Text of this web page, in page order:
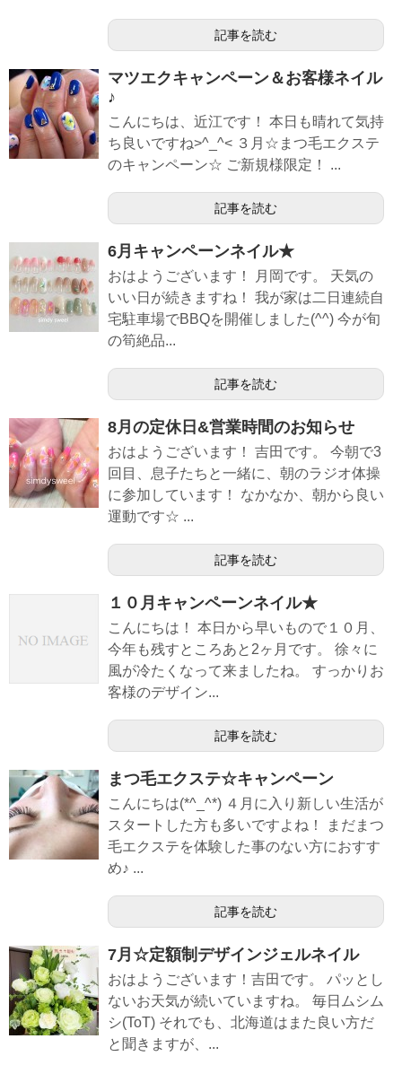
記事を読む
マツエクキャンペーン＆お客様ネイル
♪
こんにちは、近江です！ 本日も晴れて気持
ち良いですね>^_^< ３月☆まつ毛エクステ
のキャンペーン☆ ご新規様限定！ ...
記事を読む
6月キャンペーンネイル★
おはようございます！ 月岡です。 天気の
いい日が続きますね！ 我が家は二日連続自
宅駐車場でBBQを開催しました(^^) 今が旬
の筍絶品...
記事を読む
8月の定休日&営業時間のお知らせ
おはようございます！ 吉田です。 今朝で3
回目、息子たちと一緒に、朝のラジオ体操
に参加しています！ なかなか、朝から良い
運動です☆ ...
記事を読む
１０月キャンペーンネイル★
こんにちは！ 本日から早いもので１０月、
今年も残すところあと2ヶ月です。 徐々に
風が冷たくなって来ましたね。 すっかりお
客様のデザイン...
記事を読む
まつ毛エクステ☆キャンペーン
こんにちは(*^_^*) ４月に入り新しい生活が
スタートした方も多いですよね！ まだまつ
毛エクステを体験した事のない方におすす
め♪ ...
記事を読む
7月☆定額制デザインジェルネイル
おはようございます！吉田です。 パッとし
ないお天気が続いていますね。 毎日ムシム
シ(ToT) それでも、北海道はまた良い方だ
と聞きますが、...